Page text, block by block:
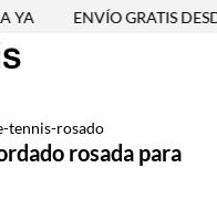
ENVÍO GRATIS
rosada para